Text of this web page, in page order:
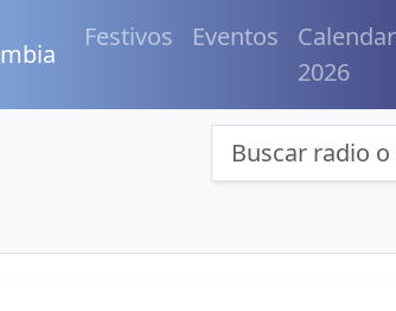
Festivos Eventos
2026